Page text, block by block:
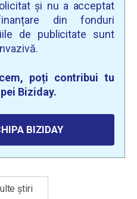
și nu a acceptat
din fonduri
de publicitate sunt
poți contribui tu
Biziday.
BIZIDAY
știri